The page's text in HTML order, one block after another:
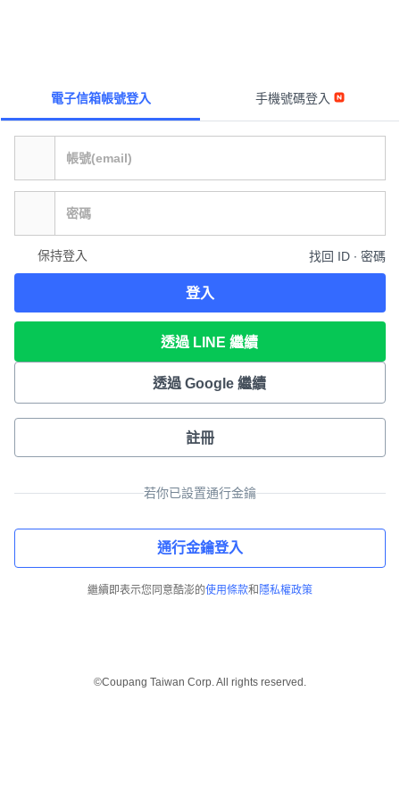
電子信箱帳號登入 手機號碼登入
保持登入 找回 ID ∙ 密碼
登入
透過 LINE 繼續
透過 Google 繼續
註冊
若你已設置通行金鑰
通行金鑰登入
繼續即表示您同意酷澎的使用條款和 隱私權政策
©Coupang Taiwan Corp. All rights reserved.